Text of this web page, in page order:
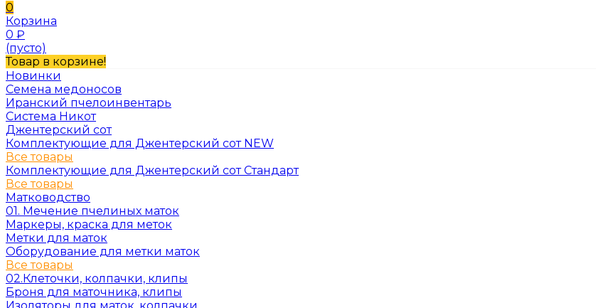
0
Корзина
0 ₽
(пусто)
Товар в корзине!
Новинки
Семена медоносов
Иранский пчелоинвентарь
Система Никот
Джентерский сот
Комплектующие для Джентерский сот NEW
Все товары
Комплектующие для Джентерский сот Стандарт
Все товары
Матководство
01. Мечение пчелиных маток
Маркеры, краска для меток
Метки для маток
Оборудование для метки маток
Все товары
02.Клеточки, колпачки, клипы
Броня для маточника, клипы